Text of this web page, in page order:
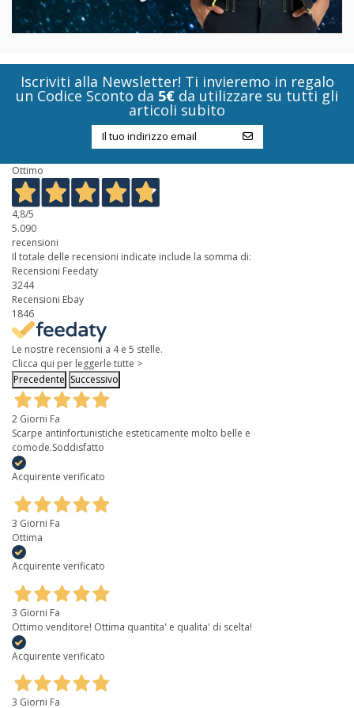
Iscriviti alla Newsletter! Ti invieremo in regalo
un Codice Sconto da 5€ da utilizzare su tutti gli
articoli subito
Ottimo
4,8/5
5.090
recensioni
Il totale delle recensioni indicate include la somma di:
Recensioni Feedaty
3244
Recensioni Ebay
1846
Le nostre recensioni a 4 e 5 stelle.
Clicca qui per leggerle tutte >
Precedente Successivo
2 Giorni Fa
Scarpe antinfortunistiche esteticamente molto belle e
comode.Soddisfatto
Acquirente verificato
3 Giorni Fa
Ottima
Acquirente verificato
3 Giorni Fa
Ottimo venditore! Ottima quantita' e qualita' di scelta!
Acquirente verificato
3 Giorni Fa